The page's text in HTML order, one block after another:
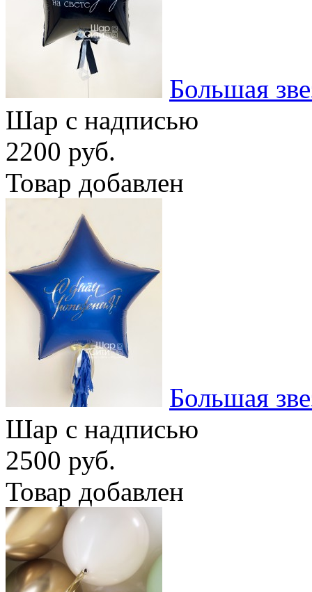
Большая
Шар с надписью
2200 руб.
Товар добавлен
Большая
Шар с надписью
2500 руб.
Товар добавлен